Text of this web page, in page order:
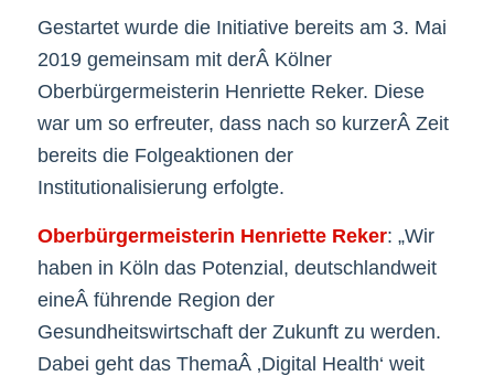
Gestartet wurde die Initiative bereits am 3. Mai
2019 gemeinsam mit derÂ Kölner
Oberbürgermeisterin Henriette Reker. Diese
war um so erfreuter, dass nach so kurzerÂ Zeit
bereits die Folgeaktionen der
Institutionalisierung erfolgte.
Oberbürgermeisterin Henriette Reker: „Wir
haben in Köln das Potenzial, deutschlandweit
eineÂ führende Region der
Gesundheitswirtschaft der Zukunft zu werden.
Dabei geht das ThemaÂ ‚Digital Health‘ weit